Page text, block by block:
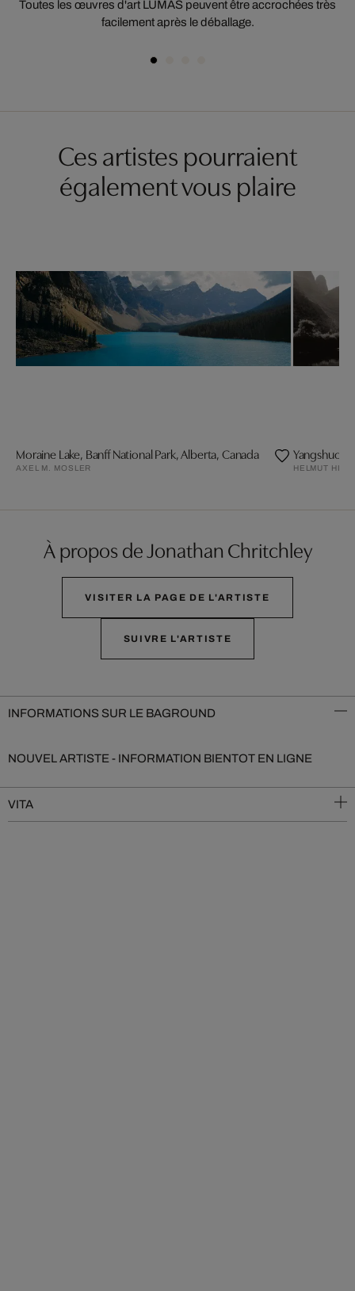
Toutes les œuvres d'art LUMAS peuvent être accrochées très
facilement après le déballage.
Ces artistes pourraient
également vous plaire
Moraine Lake, Banff National Park, Alberta, Canada
AXEL M. MOSLER
Yangshuo,
HELMUT
À propos de Jonathan Chritchley
VISITER LA PAGE DE L'ARTISTE
SUIVRE L'ARTISTE
INFORMATIONS SUR LE BAGROUND
NOUVEL ARTISTE - INFORMATION BIENTOT EN LIGNE
VITA